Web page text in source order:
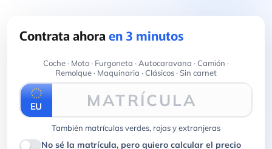
Contrata ahoraen 3 minutos
Coche · Moto · Furgoneta · Autocaravana · Camión ·
Remolque · Maquinaria · Clásicos · Sin carnet
EU MATRÍCULA
También matrículas verdes, rojas y extranjeras
No sé la matrícula, pero quiero calcular el precio